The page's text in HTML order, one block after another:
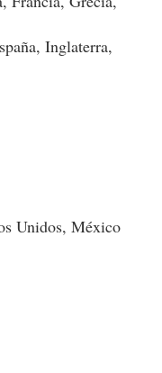
Inglaterra,
Unidos, México